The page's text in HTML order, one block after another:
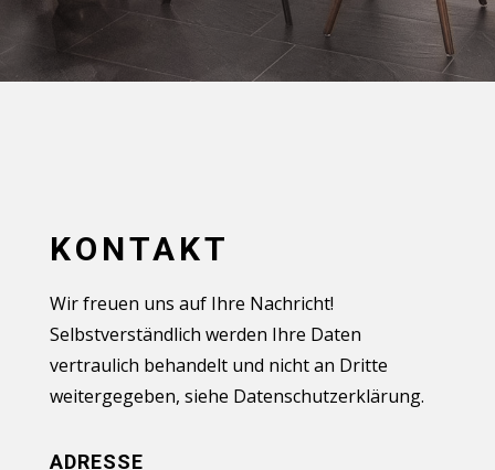
KONTAKT
Wir freuen uns auf Ihre Nachricht!
Selbstverständlich werden Ihre Daten
vertraulich behandelt und nicht an Dritte
weitergegeben, siehe Datenschutzerklärung.
ADRESSE